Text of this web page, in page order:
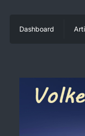
Dashboard